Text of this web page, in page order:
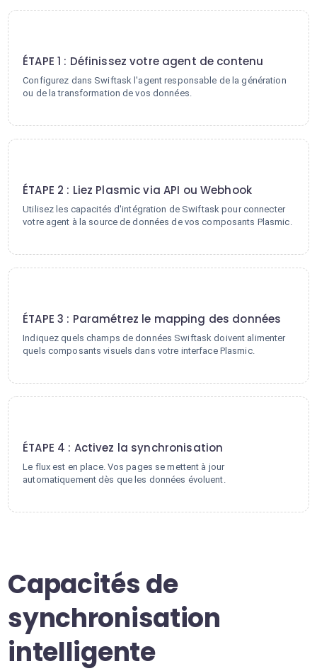
ÉTAPE 1 : Définissez votre agent de contenu
Configurez dans Swiftask l'agent responsable de la génération
ou de la transformation de vos données.
ÉTAPE 2 : Liez Plasmic via API ou Webhook
Utilisez les capacités d'intégration de Swiftask pour connecter
votre agent à la source de données de vos composants Plasmic.
ÉTAPE 3 : Paramétrez le mapping des données
Indiquez quels champs de données Swiftask doivent alimenter
quels composants visuels dans votre interface Plasmic.
ÉTAPE 4 : Activez la synchronisation
Le flux est en place. Vos pages se mettent à jour
automatiquement dès que les données évoluent.
Capacités de
synchronisation
intelligente